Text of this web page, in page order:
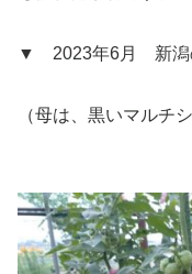
▼ 2023年6月 新潟
（母は、黒いマルチ